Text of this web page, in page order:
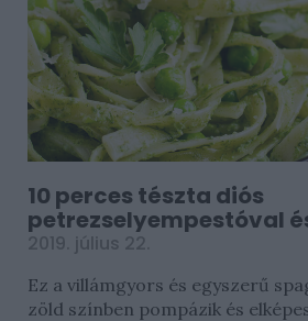
10 perces tészta diós
petrezselyempestóval
zöldborsóval
2019. július 22.
Ez a villámgyors és egyszerű
zöld színben pompázik és